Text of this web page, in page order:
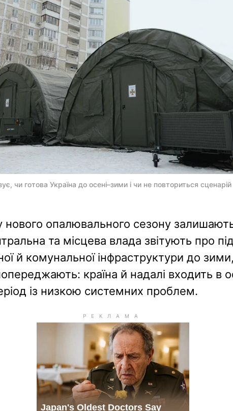
чи готова Україна до осені–зими і чи не повториться сценарій
опалювального сезону
та місцева влада звітують про
й комунальної інфраструктури до
країна й надалі входить в
із низкою системних проблем.